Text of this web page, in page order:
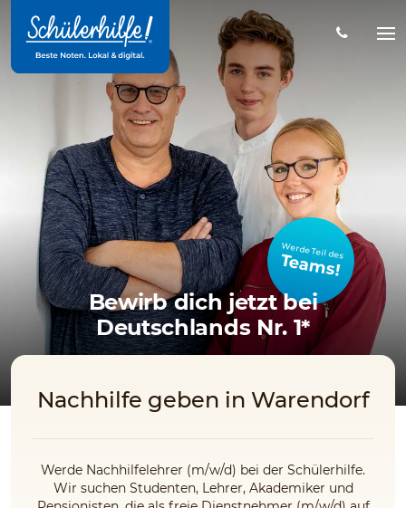
Hauptinhalt
Werde Teil des
Teams!
Bewirb dich jetzt bei
Deutschlands Nr. 1*
Nachhilfe geben in Warendorf
Werde Nachhilfelehrer (m/w/d) bei der Schülerhilfe.
Wir suchen Studenten, Lehrer, Akademiker und